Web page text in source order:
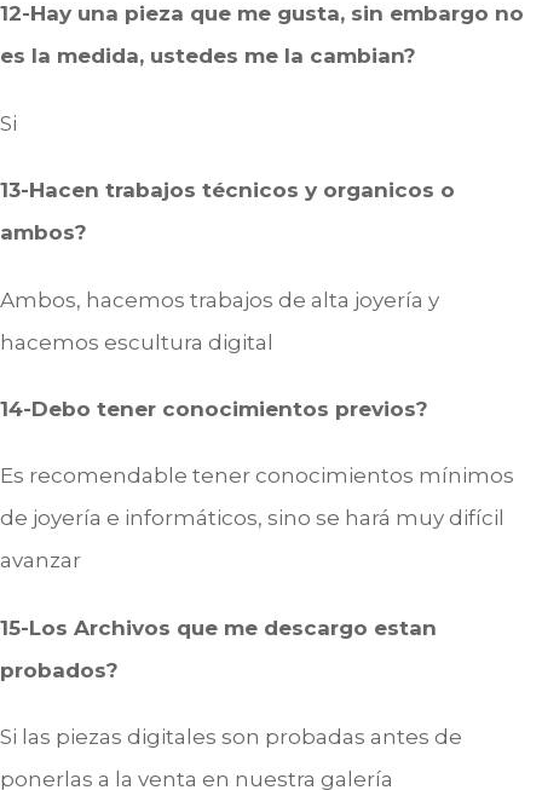
12-Hay una pieza que me gusta, sin embargo no
es la medida, ustedes me la cambian?
Si
13-Hacen trabajos técnicos y organicos o
ambos?
Ambos, hacemos trabajos de alta joyería y
hacemos escultura digital
14-Debo tener conocimientos previos?
Es recomendable tener conocimientos mínimos
de joyería e informáticos, sino se hará muy difícil
avanzar
15-Los Archivos que me descargo estan
probados?
Si las piezas digitales son probadas antes de
ponerlas a la venta en nuestra galería